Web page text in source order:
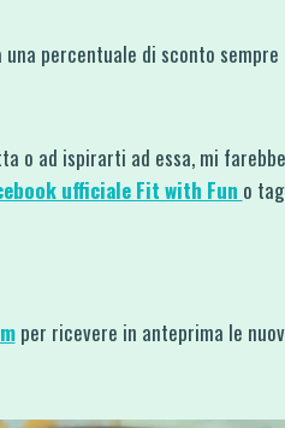
una percentuale di sconto
o ad ispirarti ad essa, mi
ufficiale Fit with Fun o
per ricevere in anteprima le